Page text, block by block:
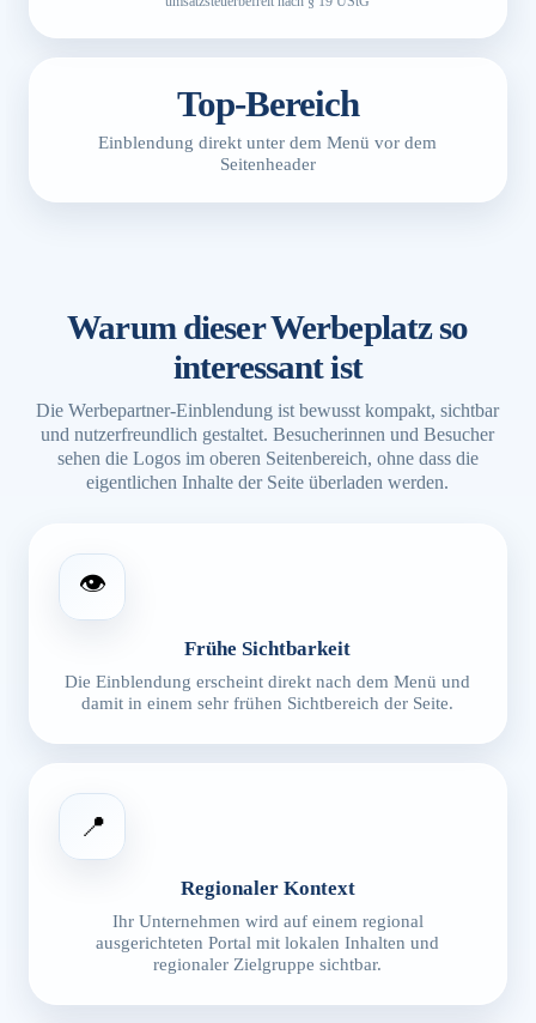
Top-Bereich
Einblendung direkt unter dem Menü vor dem
Seitenheader
Warum dieser Werbeplatz so
interessant ist
Die Werbepartner-Einblendung ist bewusst kompakt, sichtbar
und nutzerfreundlich gestaltet. Besucherinnen und Besucher
sehen die Logos im oberen Seitenbereich, ohne dass die
eigentlichen Inhalte der Seite überladen werden.
👁️
Frühe Sichtbarkeit
Die Einblendung erscheint direkt nach dem Menü und
damit in einem sehr frühen Sichtbereich der Seite.
📍
Regionaler Kontext
Ihr Unternehmen wird auf einem regional
ausgerichteten Portal mit lokalen Inhalten und
regionaler Zielgruppe sichtbar.